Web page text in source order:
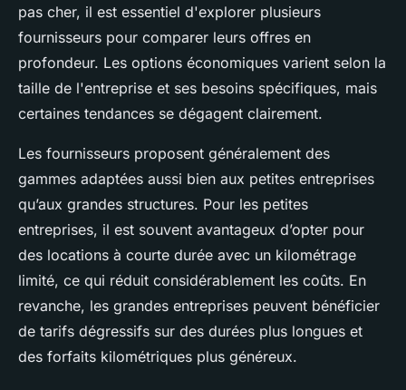
pas cher, il est essentiel d'explorer plusieurs
fournisseurs pour comparer leurs offres en
profondeur. Les options économiques varient selon la
taille de l'entreprise et ses besoins spécifiques, mais
certaines tendances se dégagent clairement.
Les fournisseurs proposent généralement des
gammes adaptées aussi bien aux petites entreprises
qu’aux grandes structures. Pour les petites
entreprises, il est souvent avantageux d’opter pour
des locations à courte durée avec un kilométrage
limité, ce qui réduit considérablement les coûts. En
revanche, les grandes entreprises peuvent bénéficier
de tarifs dégressifs sur des durées plus longues et
des forfaits kilométriques plus généreux.